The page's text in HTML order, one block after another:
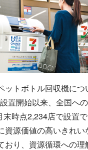
ットボトル回収機に
置開始以来、全国へ
末時点2,234店で設置
資源価値の高いきれ
おり、資源循環への